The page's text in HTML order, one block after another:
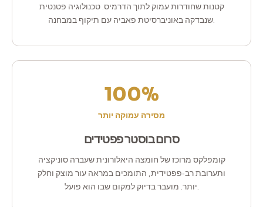
קטנות שחודרות עמוק לתוך הדרמיס. טכנולוגיה פטנטית
שנבדקה באוניברסיטת פאביה עם תיקוף במבחנה.
100%
מסירה עמוקה יותר
סרום בוסטר פפטידים
קומפלקס מרוכז של חומצה היאלורונית שעברה סוניקציה
ותערובת רב‑פפטידית, התומכים במראה עור מוצק וחלק
יותר. מועבר בדיוק למקום שבו הוא פועל.